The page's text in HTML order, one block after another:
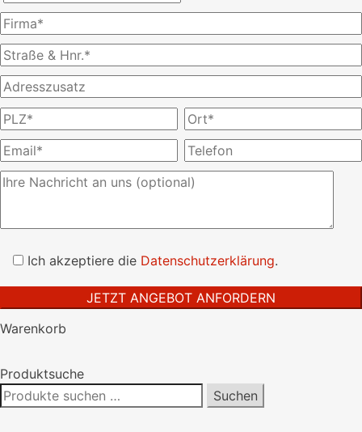
lasse
leer.
Ich akzeptiere die Datenschutzerklärung.
Warenkorb
Produktsuche
Suchen
nach:
Suchen